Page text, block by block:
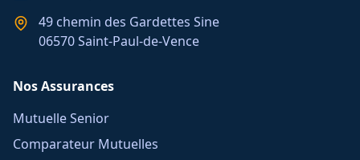
49 chemin des Gardettes Sine
06570 Saint-Paul-de-Vence
Nos Assurances
Mutuelle Senior
Comparateur Mutuelles